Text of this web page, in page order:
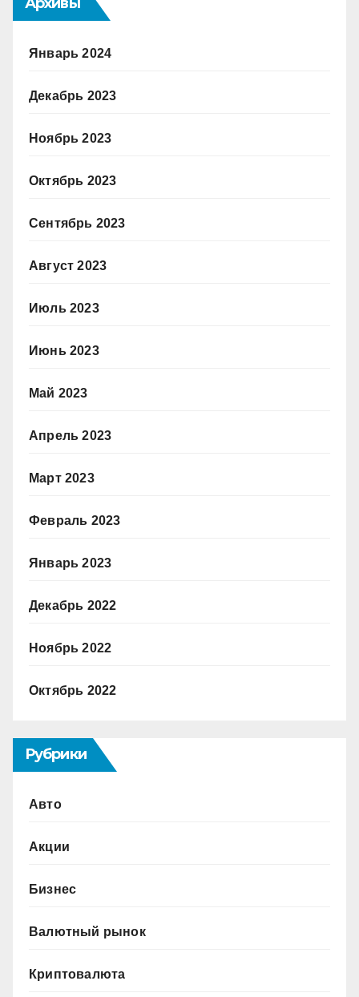
Январь 2024
Декабрь 2023
Ноябрь 2023
Октябрь 2023
Сентябрь 2023
Август 2023
Июль 2023
Июнь 2023
Май 2023
Апрель 2023
Март 2023
Февраль 2023
Январь 2023
Декабрь 2022
Ноябрь 2022
Октябрь 2022
Рубрики
Авто
Акции
Бизнес
Валютный рынок
Криптовалюта